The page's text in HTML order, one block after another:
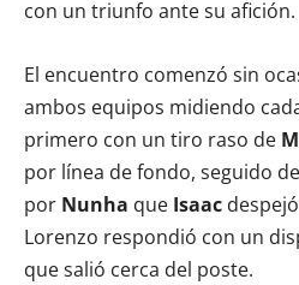
con un triunfo ante su afición.
El encuentro comenzó sin
ambos equipos midiendo
primero con un tiro raso de
por línea de fondo, seguido
por Nunha que Isaac
Lorenzo respondió con un
que salió cerca del poste.